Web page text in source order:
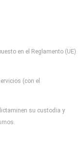
en el Reglamento (UE)
(con el
su custodia y